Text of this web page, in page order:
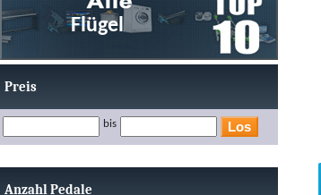
Preis
bis
Anzahl Pedale